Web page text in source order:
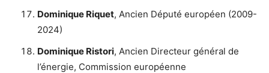
Dominique Riquet, Ancien Député européen (2009-
2024)
Dominique Ristori, Ancien Directeur général de
l’énergie, Commission européenne